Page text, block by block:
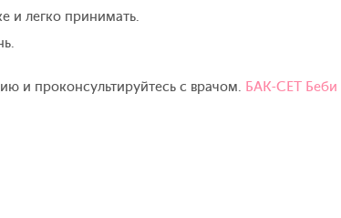
и легко принимать.
и проконсультируйтесь с врачом. БАК-СЕТ Беби